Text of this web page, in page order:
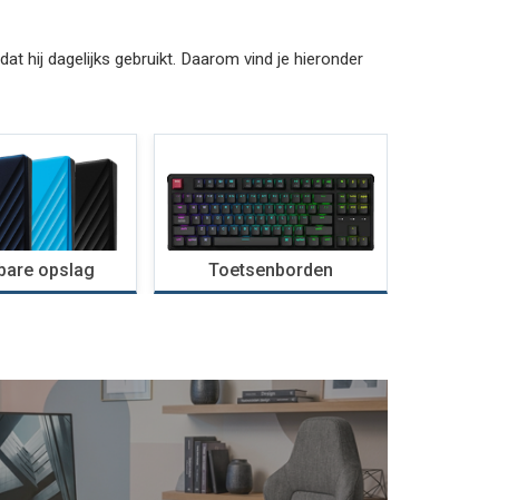
hij dagelijks gebruikt. Daarom vind je hieronder
opslag Toetsenborden